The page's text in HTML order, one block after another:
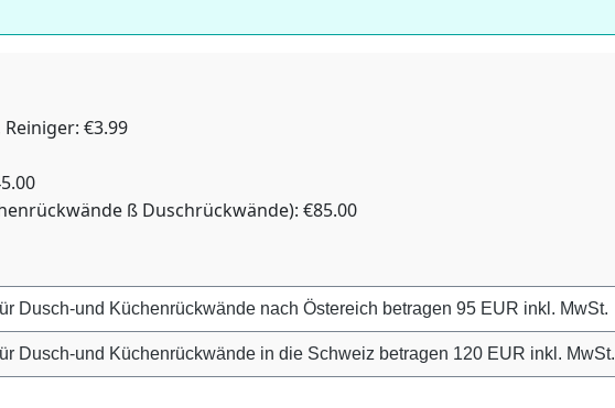
€3.99
ß Duschrückwände): €85.00
Dusch-und Küchenrückwände nach Östereich betragen 95 EUR inkl. MwSt.
Dusch-und Küchenrückwände in die Schweiz betragen 120 EUR inkl. MwSt.